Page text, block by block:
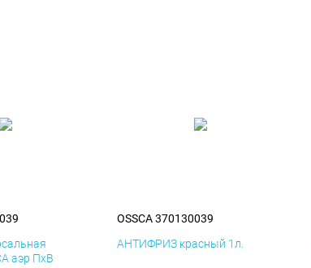
аэр ПхВ
OSSCA 370130039
АНТИФРИЗ красный 1л.